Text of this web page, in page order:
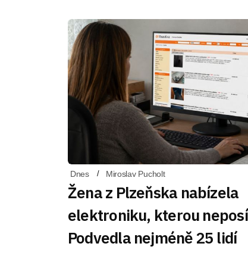
Dnes Miroslav Pucholt
Žena z Plzeňska nabízela
elektroniku, kterou
Podvedla nejméně 25 lidí